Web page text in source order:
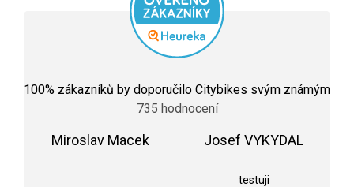
hodnocení
obchodu
je
100% zákazníků by doporučilo Citybikes svým známým
735 hodnocení
Miroslav Macek Josef VYKYDAL
testuji